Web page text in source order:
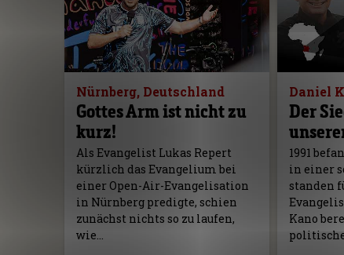
Nürnberg, Deutschland
Gottes Arm ist nicht zu
kurz!
Als Evangelist Lukas Repert
kürzlich das Evangelium bei
einer Open-Air-Evangelisation
in Nürnberg predigte, schien
zunächst nichts so zu laufen,
wie…
Daniel
Der
1991
in einer
standen
Kano